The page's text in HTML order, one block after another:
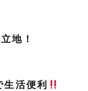
地！
活便利